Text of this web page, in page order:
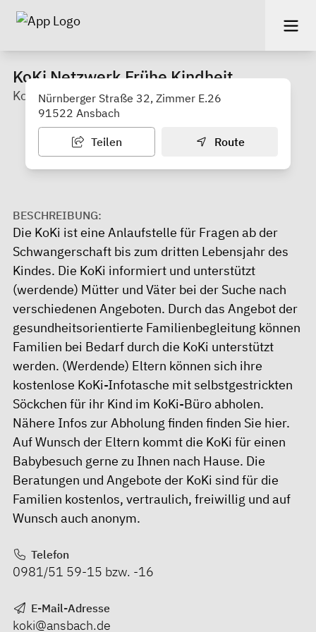
KoKi Netzwerk Frühe Kindheit
Koordinationsstelle Frühe Kindheit
Nürnberger Straße 32, Zimmer E.26
91522 Ansbach
Teilen Route
BESCHREIBUNG:
Die KoKi ist eine Anlaufstelle für Fragen ab der
Schwangerschaft bis zum dritten Lebensjahr des
Kindes. Die KoKi informiert und unterstützt
(werdende) Mütter und Väter bei der Suche nach
verschiedenen Angeboten. Durch das Angebot der
gesundheitsorientierte Familienbegleitung können
Familien bei Bedarf durch die KoKi unterstützt
werden. (Werdende) Eltern können sich ihre
kostenlose KoKi-Infotasche mit selbstgestrickten
Söckchen für ihr Kind im KoKi-Büro abholen.
Nähere Infos zur Abholung finden finden Sie hier.
Auf Wunsch der Eltern kommt die KoKi für einen
Babybesuch gerne zu Ihnen nach Hause. Die
Beratungen und Angebote der KoKi sind für die
Familien kostenlos, vertraulich, freiwillig und auf
Wunsch auch anonym.
Telefon
0981/51 59-15 bzw. -16
E-Mail-Adresse
koki@ansbach.de